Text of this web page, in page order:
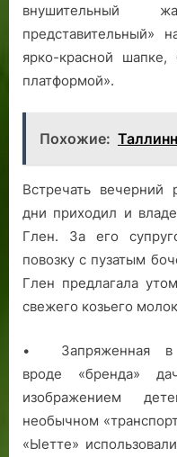
внушительный
представительный»
ярко-красной
платформой».
Похожие:
Встречать вечерний
дни приходил и
Глен. За его
повозку с пузатым
Глен предлагала
свежего козьего
• Запряженная в
вроде «бренда»
изображением
необычном
«Ыетте»